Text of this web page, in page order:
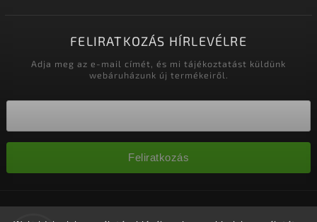
FELIRATKOZÁS HÍRLEVÉLRE
Adja meg az e-mail címét, és mi tájékoztatást küldünk
webáruházunk új termékeiről.
Feliratkozás